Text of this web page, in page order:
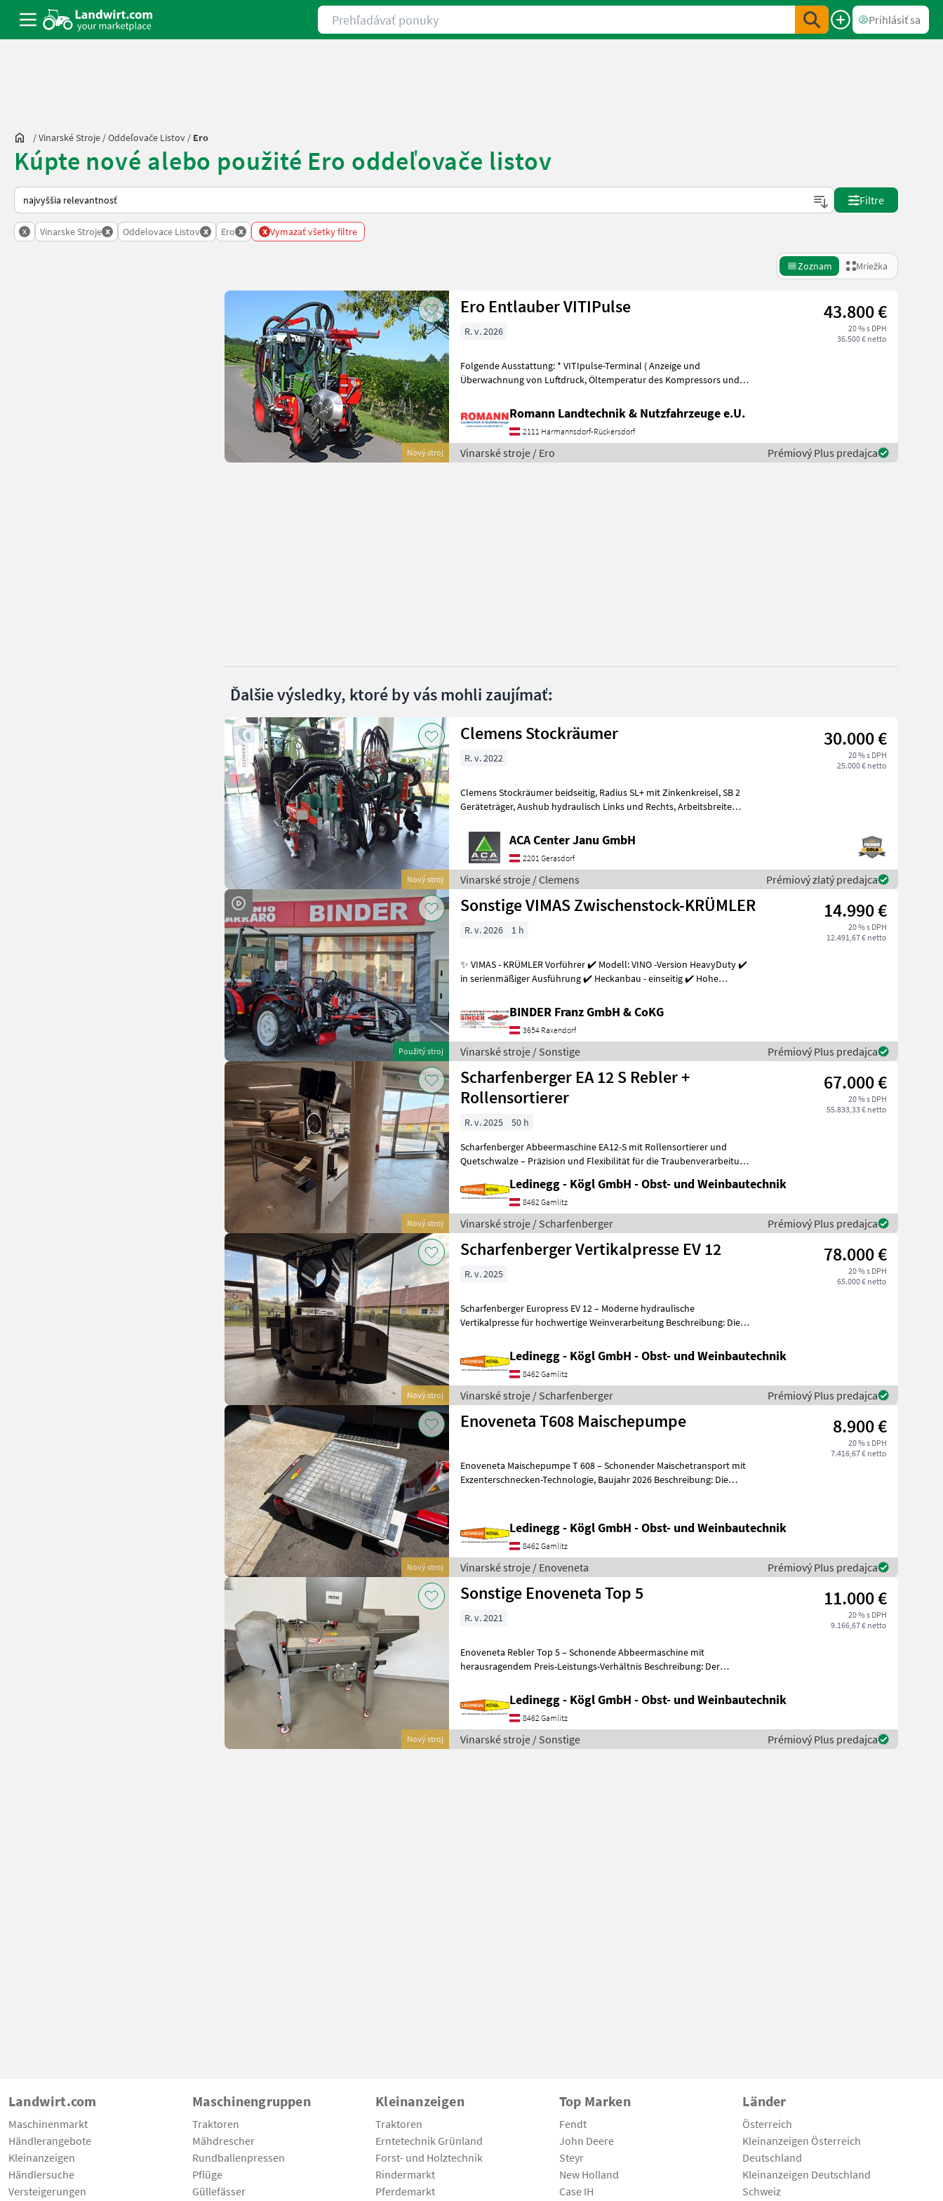
Prehľadávať ponuky
Prihlásiť sa
/Vinarské Stroje /Oddeľovače Listov / Ero
Kúpte nové alebo použité Ero oddeľovače listov
Takto sa vykonáva triedenie na Landwirt.com
Filtre
x Vinarske Stroje x Oddelovace Listov x Ero x x Vymazať všetky filtre
Zoznam Mriežka
Nový stroj
Ero Entlauber VITIPulse 43.800 €
20 % s DPH
36.500 € netto
R. v. 2026
Folgende Ausstattung: * VITIpulse-Terminal ( Anzeige und
Überwachnung von Luftdruck, Öltemperatur des Kompressors und
Romann Landtechnik & Nutzfahrzeuge e.U.
2111 Harmannsdorf-Rückersdorf
Vinarské stroje / Ero Prémiový Plus predajca
Ďalšie výsledky, ktoré by vás mohli zaujímať:
Nový stroj
Clemens Stockräumer 30.000 €
20 % s DPH
25.000 € netto
R. v. 2022
Clemens Stockräumer beidseitig, Radius SL+ mit Zinkenkreisel, SB 2
Geräteträger, Aushub hydraulisch Links und Rechts, Arbeitsbreite
ACA Center Janu GmbH
2201 Gerasdorf
Vinarské stroje / Clemens Prémiový zlatý predajca
Použitý stroj
Sonstige VIMAS Zwischenstock-KRÜMLER 14.990 €
20 % s DPH
12.491,67 € netto
R. v. 2026 1 h
✨ VIMAS - KRÜMLER Vorführer ✔️ Modell: VINO -Version HeavyDuty ✔️
in serienmäßiger Ausführung ✔️ Heckanbau - einseitig ✔️ Hohe
BINDER Franz GmbH & CoKG
3654 Raxendorf
Vinarské stroje / Sonstige Prémiový Plus predajca
Nový stroj
Scharfenberger EA 12 S Rebler +
Rollensortierer
67.000 €
20 % s DPH
55.833,33 € netto
R. v. 2025
50 h
Scharfenberger Abbeermaschine EA12-S mit Rollensortierer und
Quetschwalze – Präzision und Flexibilität für die Traubenverarbeitung
Ledinegg - Kögl GmbH - Obst- und Weinbautechnik
8462 Gamlitz
Vinarské stroje / Scharfenberger Prémiový Plus predajca
Nový stroj
Scharfenberger Vertikalpresse EV 12 78.000 €
20 % s DPH
65.000 € netto
R. v. 2025
Scharfenberger Europress EV 12 – Moderne hydraulische
Vertikalpresse für hochwertige Weinverarbeitung Beschreibung: Die
Ledinegg - Kögl GmbH - Obst- und Weinbautechnik
8462 Gamlitz
Vinarské stroje / Scharfenberger Prémiový Plus predajca
Nový stroj
Enoveneta T608 Maischepumpe 8.900 €
20 % s DPH
7.416,67 € netto
Enoveneta Maischepumpe T 608 – Schonender Maischetransport mit
Exzenterschnecken-Technologie, Baujahr 2026 Beschreibung: Die
Ledinegg - Kögl GmbH - Obst- und Weinbautechnik
8462 Gamlitz
Vinarské stroje / Enoveneta Prémiový Plus predajca
Nový stroj
Sonstige Enoveneta Top 5 11.000 €
20 % s DPH
9.166,67 € netto
R. v. 2021
Enoveneta Rebler Top 5 – Schonende Abbeermaschine mit
herausragendem Preis-Leistungs-Verhältnis Beschreibung: Der
Ledinegg - Kögl GmbH - Obst- und Weinbautechnik
8462 Gamlitz
Vinarské stroje / Sonstige Prémiový Plus predajca
Landwirt.com
Maschinenmarkt
Händlerangebote
Kleinanzeigen
Händlersuche
Versteigerungen
Maschinengruppen
Traktoren
Mähdrescher
Rundballenpressen
Pflüge
Güllefässer
Kleinanzeigen
Traktoren
Erntetechnik Grünland
Forst- und Holztechnik
Rindermarkt
Pferdemarkt
Top Marken
Fendt
John Deere
Steyr
New Holland
Case IH
Länder
Österreich
Kleinanzeigen Österreich
Deutschland
Kleinanzeigen Deutschland
Schweiz